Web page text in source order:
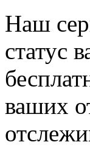
Наш
статус
ваших